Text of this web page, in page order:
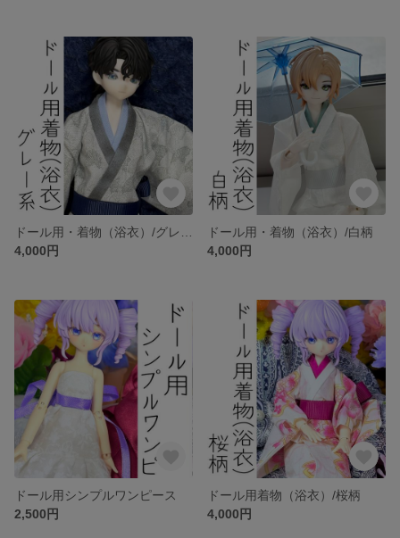
4,000円
ドール用・着物（浴衣）/白柄
4,000円
ドール用シンプルワンピース
2,500円
ドール用着物（浴衣）/桜柄
4,000円